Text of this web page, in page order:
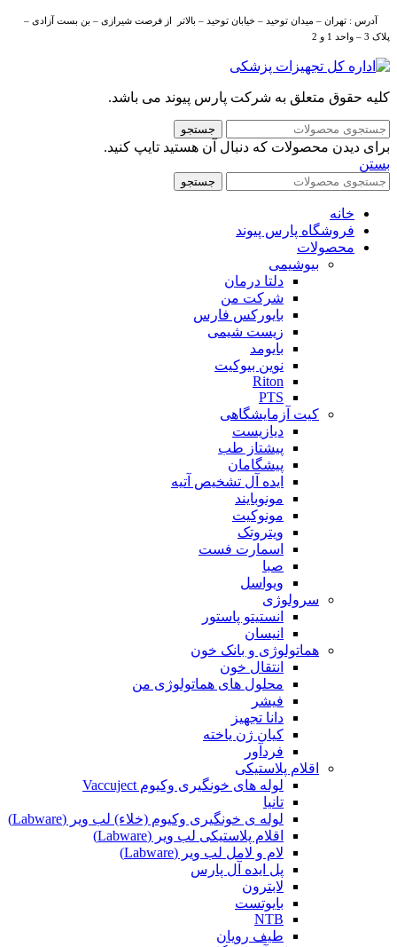
آدرس : تهران – میدان توحید – خیابان توحید – بالاتر از فرصت شیرازی – بن بست آزادی –
پلاک 3 – واحد 1 و 2
کلیه حقوق متعلق به شرکت پارس پیوند می باشد.
جستجو
برای دیدن محصولات که دنبال آن هستید تایپ کنید.
بستن
جستجو
خانه
فروشگاه پارس پیوند
محصولات
بیوشیمی
دلتا درمان
شرکت من
بایورکس فارس
زیست شیمی
بایومد
نوین بیوکیت
Riton
PTS
کیت آزمایشگاهی
دیازیست
پیشتاز طب
پیشگامان
ایده آل تشخیص آتیه
مونوبایند
مونوکیت
ویتروتک
اسمارت فست
صبا
ویواسل
سرولوژی
انستیتو پاستور
انیسان
هماتولوژی و بانک خون
انتقال خون
محلول های هماتولوژی من
فیشر
دانا تجهیز
کیان ژن یاخته
فردآور
اقلام پلاستیکی
لوله های خونگیری وکیوم Vaccuject
تانیا
لوله ی خونگیری وکیوم (خلاء) لب ویر (Labware)
اقلام پلاستیکی لب ویر (Labware)
لام و لامل لب ویر (Labware)
پل ایده آل پارس
لابترون
بایوتست
NTB
طیف رویان